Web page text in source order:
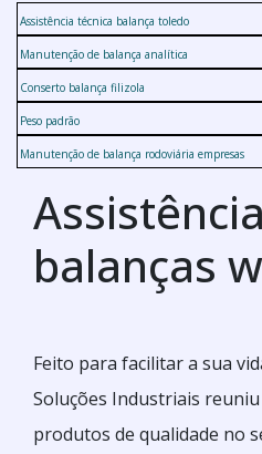
Assistência técnica balança toledo
Manutenção de balança analítica
Conserto balança filizola
Peso padrão
Manutenção de balança rodoviária empresas
balanças
Feito para facilitar a sua
Soluções Industriais
produtos de qualidade no